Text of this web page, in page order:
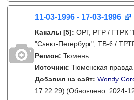
11-03-1996 - 17-03-1996
Каналы [5]: ОРТ, РТР / ГТРК
"Санкт-Петербург", ТВ-6 /
Регион: Тюмень
Источник: Тюменская правда
Добавил на сайт: Wendy
17:22:29) (Обновлено: 2024-